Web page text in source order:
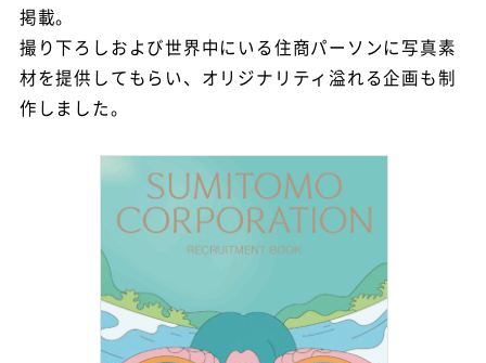
掲載。
撮り下ろしおよび世界中にいる住商パーソンに写真素
材を提供してもらい、オリジナリティ溢れる企画も制
作しました。